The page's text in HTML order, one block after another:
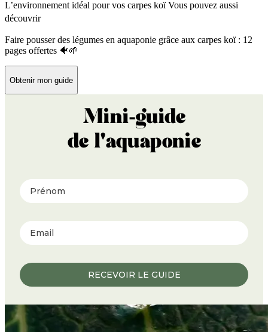
L’environnement idéal pour vos carpes koïVous pouvez aussi
découvrir
Faire pousser des légumes en aquaponie grâce aux carpes koï : 12
pages offertes 🐠🌱
Obtenir mon guide
Mini-guide
de l'aquaponie
Prénom
RECEVOIR LE GUIDE